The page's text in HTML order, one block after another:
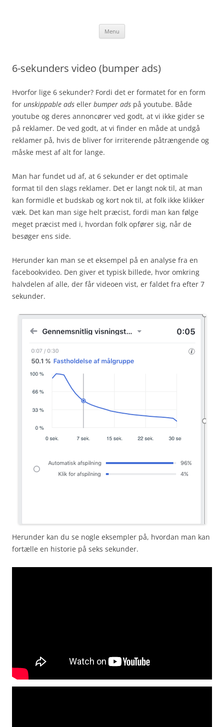
Menu
6-sekunders video (bumper ads)
Hvorfor lige 6 sekunder? Fordi det er formatet for en form
for unskippable ads eller bumper ads på youtube. Både
youtube og deres annoncører ved godt, at vi ikke gider se
på reklamer. De ved godt, at vi finder en måde at undgå
reklamer på, hvis de bliver for irriterende påtrængende og
måske mest af alt for lange.
Man har fundet ud af, at 6 sekunder er det optimale
format til den slags reklamer. Det er langt nok til, at man
kan formidle et budskab og kort nok til, at folk ikke klikker
væk. Det kan man sige helt præcist, fordi man kan følge
meget præcist med i, hvordan folk opfører sig, når de
besøger ens side.
Herunder kan man se et eksempel på en analyse fra en
facebookvideo. Den giver et typisk billede, hvor omkring
halvdelen af alle, der får videoen vist, er faldet fra efter 7
sekunder.
Herunder kan du se nogle eksempler på, hvordan man kan
fortælle en historie på seks sekunder.